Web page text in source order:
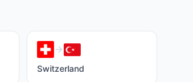
Switzerland